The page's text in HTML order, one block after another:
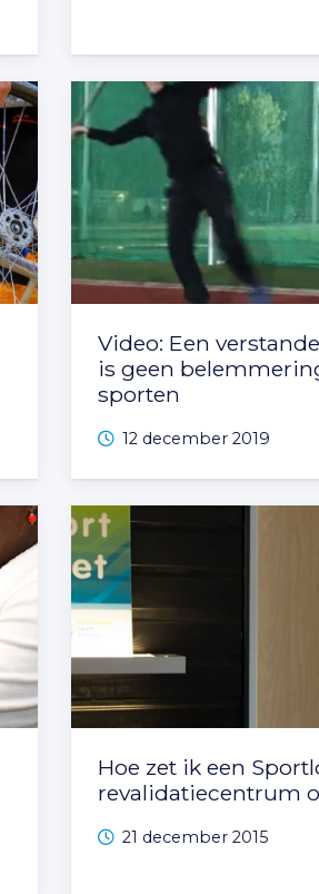
Video: Een
is geen
sporten
12 december 2019
Hoe zet ik een
revalidatiecentrum
21 december 2015